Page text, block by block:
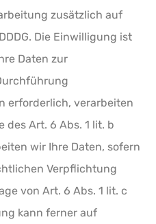
zusätzlich auf
Die Einwilligung ist
Daten zur
erforderlich, verarbeiten
des Art. 6 Abs. 1 lit. b
wir Ihre Daten, sofern
Verpflichtung
von Art. 6 Abs. 1 lit. c
kann ferner auf